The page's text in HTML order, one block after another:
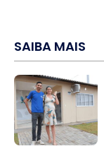
SAIBA MAIS